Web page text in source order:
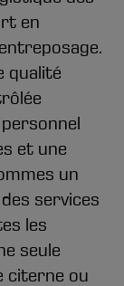
en
qualité
et une
un
services
les
seule
citerne ou